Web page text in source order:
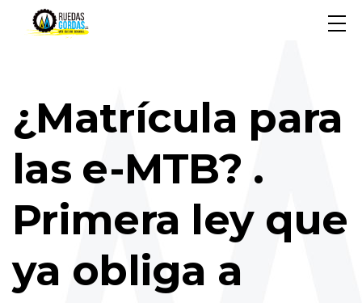
¿Matrícula para
las e-MTB? .
Primera ley que
ya obliga a